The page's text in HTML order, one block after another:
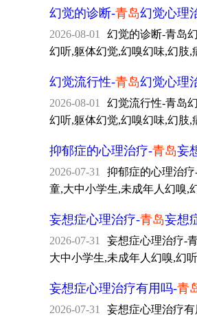
幻觉的诊断-青岛幻觉心理
2026-08-01
幻觉的诊断-青岛
幻听,躯体幻觉,幻嗅幻味,幻肢
幻觉流行性-青岛幻觉心理
2026-08-01
幻觉流行性-青岛
幻听,躯体幻觉,幻嗅幻味,幻肢
抑郁症的心理治疗-青岛妄
2026-07-31
抑郁症的心理治疗
童,大中小学生,未成年人幻嗅,
妄想症心理治疗-青岛妄想
2026-07-31
妄想症心理治疗-
大中小学生,未成年人幻嗅,幻
妄想症心理治疗有用吗-青
2026-07-31
妄想症心理治疗有